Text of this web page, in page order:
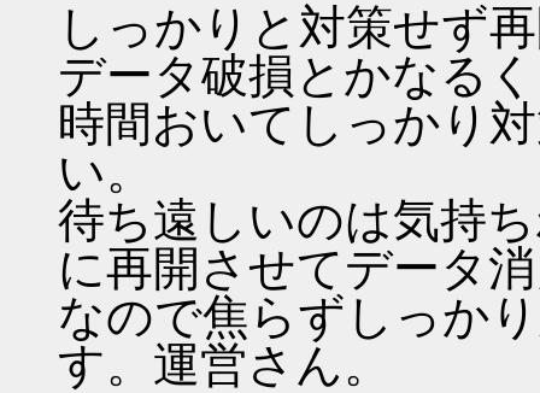
しっかりと対策せず
データ破損とかなる
時間おいてしっかり
い。
待ち遠しいのは気持
に再開させてデータ
なので焦らずしっか
す。運営さん。